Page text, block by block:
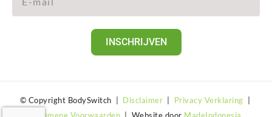
INSCHRIJVEN
© Copyright BodySwitch | Disclaimer Privacy Verklaring